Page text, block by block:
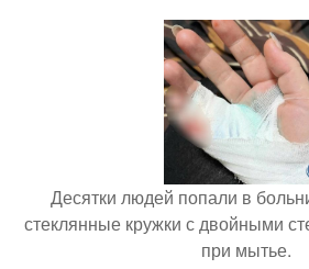
Десятки людей попали в
стеклянные кружки с двойными
при мытье.